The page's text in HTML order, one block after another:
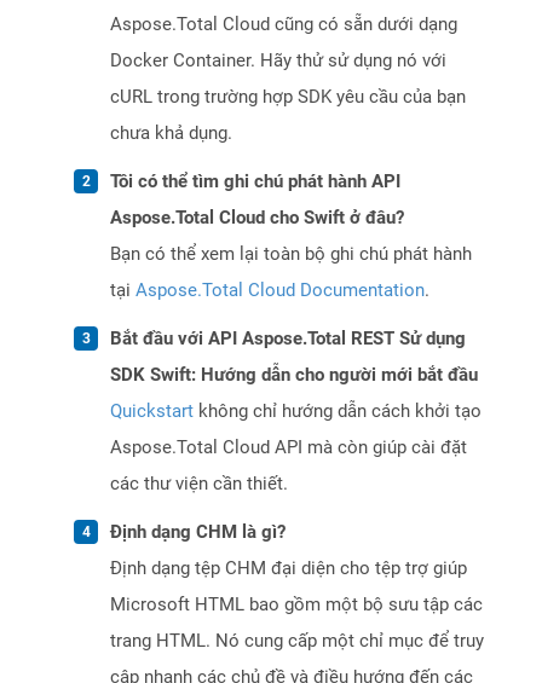
Aspose.Total Cloud cũng có sẵn dưới dạng
Docker Container. Hãy thử sử dụng nó với
cURL trong trường hợp SDK yêu cầu của bạn
chưa khả dụng.
Tôi có thể tìm ghi chú phát hành API
Aspose.Total Cloud cho Swift ở đâu?
Bạn có thể xem lại toàn bộ ghi chú phát hành
tại Aspose.Total Cloud Documentation.
Bắt đầu với API Aspose.Total REST Sử dụng
SDK Swift: Hướng dẫn cho người mới bắt đầu
Quickstart không chỉ hướng dẫn cách khởi tạo
Aspose.Total Cloud API mà còn giúp cài đặt
các thư viện cần thiết.
Định dạng CHM là gì?
Định dạng tệp CHM đại diện cho tệp trợ giúp
Microsoft HTML bao gồm một bộ sưu tập các
trang HTML. Nó cung cấp một chỉ mục để truy
cập nhanh các chủ đề và điều hướng đến các